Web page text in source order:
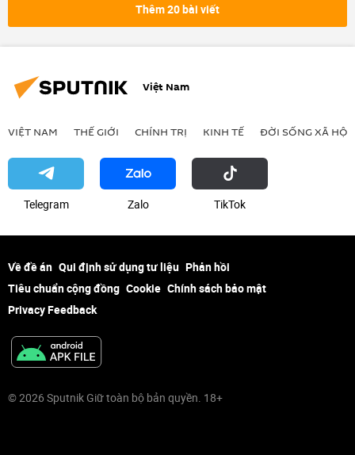
Thêm 20 bài viết
Việt Nam
VIỆT NAM THẾ GIỚI CHÍNH TRỊ KINH TẾ ĐỜI SỐNG XÃ HỘI
Telegram Zalo ТikТоk
Về đề án Qui định sử dụng tư liệu Phản hồi
Tiêu chuẩn cộng đồng Cookie Chính sách bảo mật
Privacy Feedback
© 2026 Sputnik Giữ toàn bộ bản quyền. 18+